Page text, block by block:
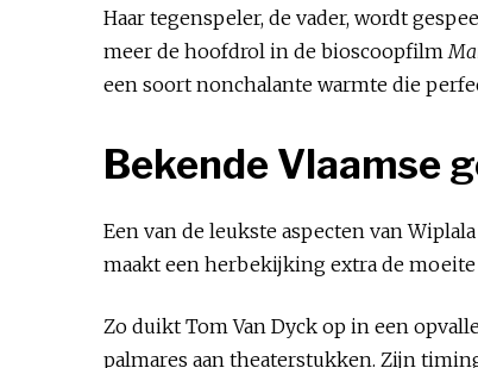
Haar tegenspeler, de vader, wordt
meer de hoofdrol in de bioscoopfilm
een soort nonchalante warmte die
Bekende Vlaamse
Een van de leukste aspecten van
maakt een herbekijking extra de moeite
Zo duikt Tom Van Dyck op in een
palmares aan theaterstukken. Zijn